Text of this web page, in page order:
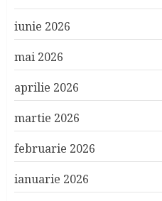
iunie 2026
mai 2026
aprilie 2026
martie 2026
februarie 2026
ianuarie 2026